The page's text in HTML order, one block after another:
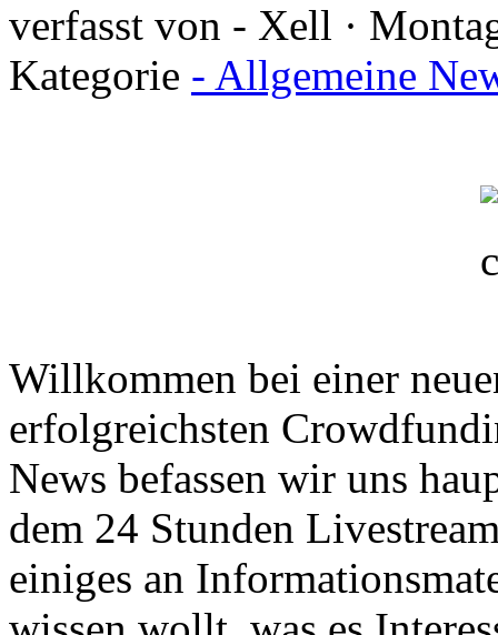
verfasst von - Xell ·
Kategorie - Allgemeine
Willkommen bei einer
erfolgreichsten
News befassen wir uns
dem 24 Stunden
einiges an